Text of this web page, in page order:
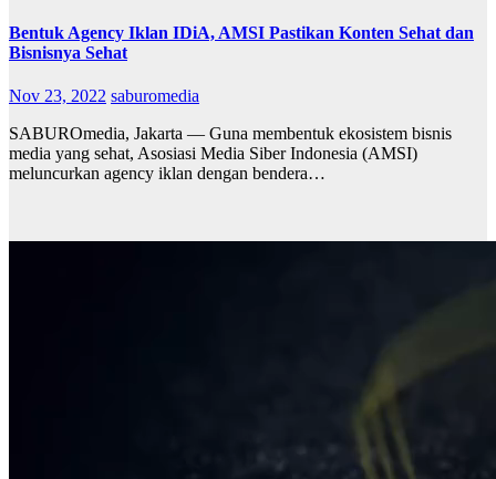
Bentuk Agency Iklan IDiA, AMSI Pastikan Konten Sehat dan
Bisnisnya Sehat
Nov 23, 2022 saburomedia
SABUROmedia, Jakarta — Guna membentuk ekosistem bisnis
media yang sehat, Asosiasi Media Siber Indonesia (AMSI)
meluncurkan agency iklan dengan bendera…